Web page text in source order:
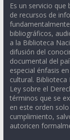
Es un servicio
de recursos de
bibliográficos,
a la Biblioteca
difusión del
documental del
especial énfasis
cultural. Biblioteca
Ley sobre el
términos que se
en este orden
cumplimiento,
autoricen